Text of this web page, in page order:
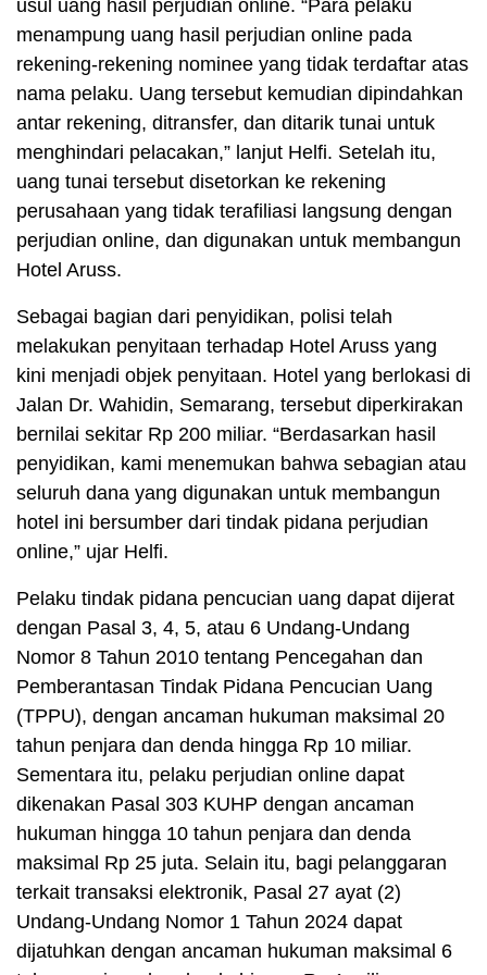
usul uang hasil perjudian online. “Para pelaku
menampung uang hasil perjudian online pada
rekening-rekening nominee yang tidak terdaftar atas
nama pelaku. Uang tersebut kemudian dipindahkan
antar rekening, ditransfer, dan ditarik tunai untuk
menghindari pelacakan,” lanjut Helfi. Setelah itu,
uang tunai tersebut disetorkan ke rekening
perusahaan yang tidak terafiliasi langsung dengan
perjudian online, dan digunakan untuk membangun
Hotel Aruss.
Sebagai bagian dari penyidikan, polisi telah
melakukan penyitaan terhadap Hotel Aruss yang
kini menjadi objek penyitaan. Hotel yang berlokasi di
Jalan Dr. Wahidin, Semarang, tersebut diperkirakan
bernilai sekitar Rp 200 miliar. “Berdasarkan hasil
penyidikan, kami menemukan bahwa sebagian atau
seluruh dana yang digunakan untuk membangun
hotel ini bersumber dari tindak pidana perjudian
online,” ujar Helfi.
Pelaku tindak pidana pencucian uang dapat dijerat
dengan Pasal 3, 4, 5, atau 6 Undang-Undang
Nomor 8 Tahun 2010 tentang Pencegahan dan
Pemberantasan Tindak Pidana Pencucian Uang
(TPPU), dengan ancaman hukuman maksimal 20
tahun penjara dan denda hingga Rp 10 miliar.
Sementara itu, pelaku perjudian online dapat
dikenakan Pasal 303 KUHP dengan ancaman
hukuman hingga 10 tahun penjara dan denda
maksimal Rp 25 juta. Selain itu, bagi pelanggaran
terkait transaksi elektronik, Pasal 27 ayat (2)
Undang-Undang Nomor 1 Tahun 2024 dapat
dijatuhkan dengan ancaman hukuman maksimal 6